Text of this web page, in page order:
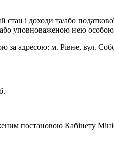
і доходи та/або
або уповноваженою нею
адресою: м. Рівне, вул.
постановою Кабінету